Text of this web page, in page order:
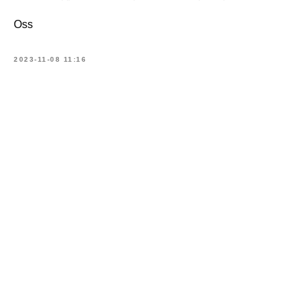
Oss
2023-11-08 11:16